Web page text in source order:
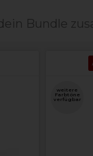
Bundle
weitere
Farbtöne
verfügbar